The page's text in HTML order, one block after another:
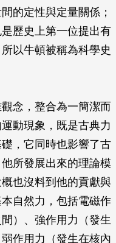
的定性與定量關係；
歷史上第一位提出有
以牛頓被稱為科學史
念，整合為一簡潔而
動現象，既是古典力
，它同時也影響了古
所發展出來的理論模
也沒料到他的貢獻與
自然力，包括電磁作
）、強作用力（發生
作用力（發生在核內